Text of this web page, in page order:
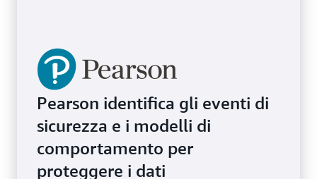
Pearson identifica gli eventi di
sicurezza e i modelli di
comportamento per
proteggere i dati